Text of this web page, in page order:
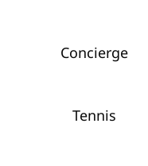
Concierge
Tennis